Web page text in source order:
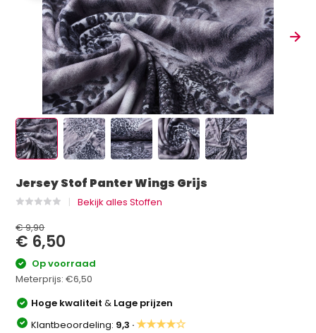
Jersey Stof Panter Wings Grijs
Bekijk alles Stoffen
€ 9,90
€ 6,50
Op voorraad
Meterprijs:€6,50
Hoge kwaliteit& Lage prijzen
Klantbeoordeling: 9,3 ·★★★★☆